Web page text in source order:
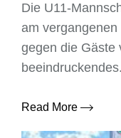
Die
am vergangenen
gegen die Gäste
Read More